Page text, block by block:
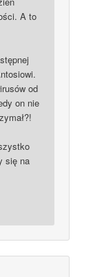
A to
od
on nie
się na